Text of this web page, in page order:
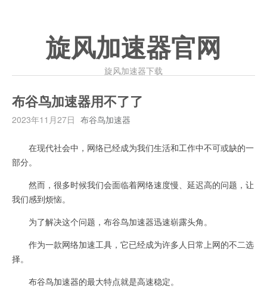
旋风加速器官网
旋风加速器下载
布谷鸟加速器用不了了
2023年11月27日 布谷鸟加速器
在现代社会中，网络已经成为我们生活和工作中不可或缺的一
部分。
然而，很多时候我们会面临着网络速度慢、延迟高的问题，让
我们感到烦恼。
为了解决这个问题，布谷鸟加速器迅速崭露头角。
作为一款网络加速工具，它已经成为许多人日常上网的不二选
择。
布谷鸟加速器的最大特点就是高速稳定。